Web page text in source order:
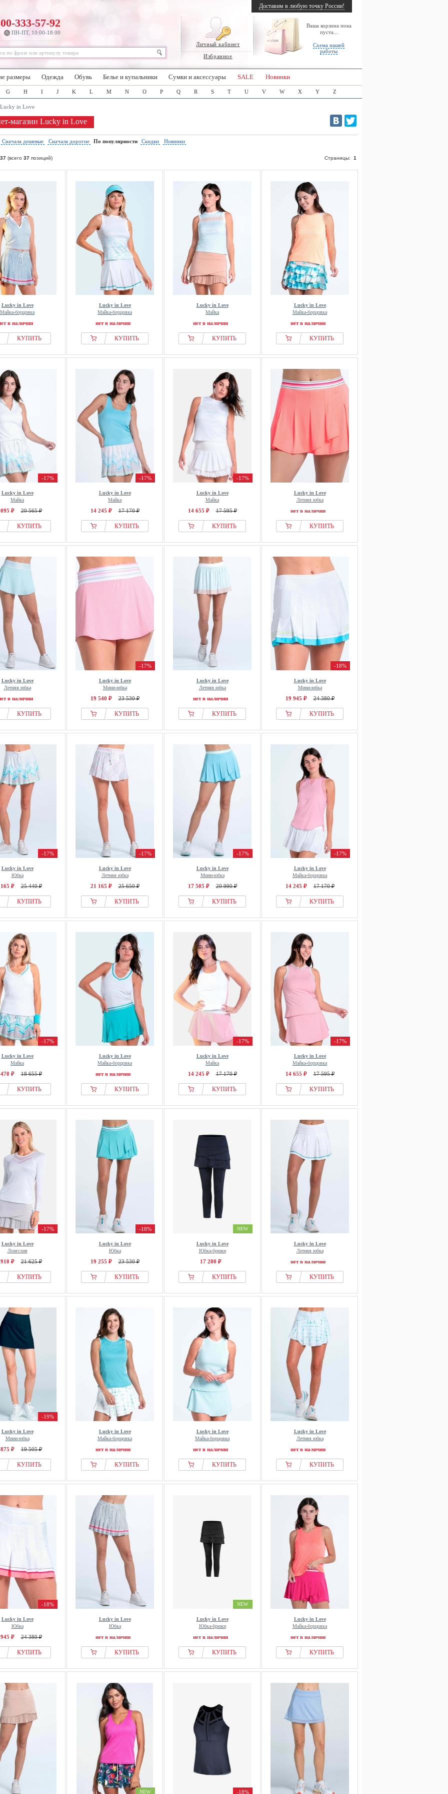
Личный кабинет
Избранное
Ваша корзина пока
пуста...
Схема нашей
работы
333-57-92
ПН-ПТ, 10:00-18:00
Доставим в любую точку России!
размеры Одежда Обувь Белье и купальники Сумки и аксессуары SALE Новинки
G H I J K L M N O P Q R S T U V W X Y Z
Lucky in Love
магазин Lucky in Love
Сначала дешевые Сначала дорогие По популярности Скидки Новинки
37 (всего 37 позиций) Страницы: 1
Lucky in Love
Майка-борцовка
в наличии
КУПИТЬ
Lucky in Love
Майка-борцовка
нет в наличии
КУПИТЬ
Lucky in Love
Майка
нет в наличии
КУПИТЬ
Lucky in Love
Майка-борцовка
нет в наличии
КУПИТЬ
-17%
Lucky in Love
Майка
₽ 20 565 ₽
КУПИТЬ
-17%
Lucky in Love
Майка
14 245 ₽ 17 170 ₽
КУПИТЬ
-17%
Lucky in Love
Майка
14 655 ₽ 17 595 ₽
КУПИТЬ
Lucky in Love
Летняя юбка
нет в наличии
КУПИТЬ
Lucky in Love
Летняя юбка
в наличии
КУПИТЬ
-17%
Lucky in Love
Мини-юбка
19 540 ₽ 23 530 ₽
КУПИТЬ
Lucky in Love
Летняя юбка
нет в наличии
КУПИТЬ
-18%
Lucky in Love
Мини-юбка
19 945 ₽ 24 380 ₽
КУПИТЬ
-17%
Lucky in Love
Юбка
₽ 25 440 ₽
КУПИТЬ
-17%
Lucky in Love
Летняя юбка
21 165 ₽ 25 650 ₽
КУПИТЬ
-17%
Lucky in Love
Мини-юбка
17 505 ₽ 20 990 ₽
КУПИТЬ
-17%
Lucky in Love
Майка-борцовка
14 245 ₽ 17 170 ₽
КУПИТЬ
-17%
Lucky in Love
Майка
₽ 18 655 ₽
КУПИТЬ
Lucky in Love
Майка-борцовка
нет в наличии
КУПИТЬ
-17%
Lucky in Love
Майка
14 245 ₽ 17 170 ₽
КУПИТЬ
-17%
Lucky in Love
Майка-борцовка
14 655 ₽ 17 595 ₽
КУПИТЬ
-17%
Lucky in Love
Лонгслив
₽ 21 625 ₽
КУПИТЬ
-18%
Lucky in Love
Юбка
19 255 ₽ 23 530 ₽
КУПИТЬ
NEW
Lucky in Love
Юбка-брюки
17 280 ₽
КУПИТЬ
Lucky in Love
Летняя юбка
нет в наличии
КУПИТЬ
-19%
Lucky in Love
Мини-юбка
₽ 19 505 ₽
КУПИТЬ
Lucky in Love
Майка-борцовка
нет в наличии
КУПИТЬ
Lucky in Love
Майка-борцовка
нет в наличии
КУПИТЬ
Lucky in Love
Летняя юбка
нет в наличии
КУПИТЬ
-18%
Lucky in Love
Юбка
₽ 24 380 ₽
КУПИТЬ
Lucky in Love
Юбка
нет в наличии
КУПИТЬ
NEW
Lucky in Love
Юбка-брюки
нет в наличии
КУПИТЬ
Lucky in Love
Майка-борцовка
нет в наличии
КУПИТЬ
NEW -18%